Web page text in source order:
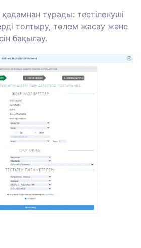
тұрады: тестіленуші
толтыру, төлем жасау және
бақылау.